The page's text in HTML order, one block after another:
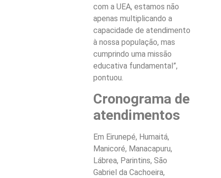
com a UEA, estamos não
apenas multiplicando a
capacidade de atendimento
à nossa população, mas
cumprindo uma missão
educativa fundamental”,
pontuou.
Cronograma de
atendimentos
Em Eirunepé, Humaitá,
Manicoré, Manacapuru,
Lábrea, Parintins, São
Gabriel da Cachoeira,